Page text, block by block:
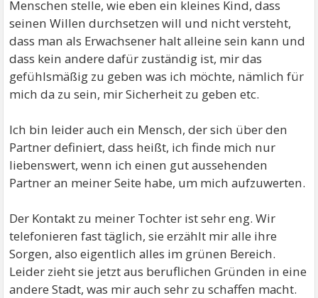
Menschen stelle, wie eben ein kleines Kind, dass
seinen Willen durchsetzen will und nicht versteht,
dass man als Erwachsener halt alleine sein kann und
dass kein andere dafür zuständig ist, mir das
gefühlsmäßig zu geben was ich möchte, nämlich für
mich da zu sein, mir Sicherheit zu geben etc.
Ich bin leider auch ein Mensch, der sich über den
Partner definiert, dass heißt, ich finde mich nur
liebenswert, wenn ich einen gut aussehenden
Partner an meiner Seite habe, um mich aufzuwerten.
Der Kontakt zu meiner Tochter ist sehr eng. Wir
telefonieren fast täglich, sie erzählt mir alle ihre
Sorgen, also eigentlich alles im grünen Bereich.
Leider zieht sie jetzt aus beruflichen Gründen in eine
andere Stadt, was mir auch sehr zu schaffen macht.